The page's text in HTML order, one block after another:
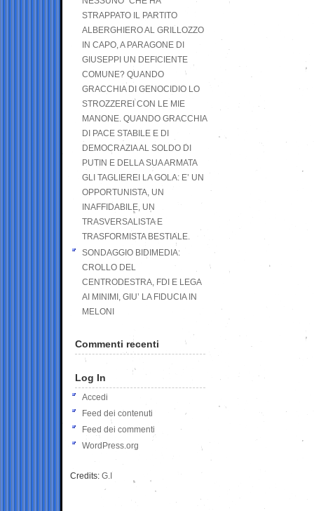
STRAPPATO IL PARTITO
ALBERGHIERO AL GRILLOZZO
IN CAPO, A PARAGONE DI
GIUSEPPI UN DEFICIENTE
COMUNE? QUANDO
GRACCHIA DI GENOCIDIO LO
STROZZEREI CON LE MIE
MANONE. QUANDO GRACCHIA
DI PACE STABILE E DI
DEMOCRAZIA AL SOLDO DI
PUTIN E DELLA SUA ARMATA
GLI TAGLIEREI LA GOLA: E’ UN
OPPORTUNISTA, UN
INAFFIDABILE, UN
TRASVERSALISTA E
TRASFORMISTA BESTIALE.
SONDAGGIO BIDIMEDIA:
CROLLO DEL
CENTRODESTRA, FDI E LEGA
AI MINIMI, GIU’ LA FIDUCIA IN
MELONI
Commenti recenti
Log In
Accedi
Feed dei contenuti
Feed dei commenti
WordPress.org
Credits: G.I